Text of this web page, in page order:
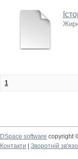
1
DSpace software copyright
Контакти
Зворотній